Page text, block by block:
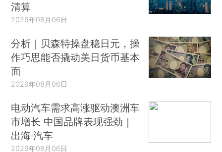
清算
2026年08月06日
分析｜贝森特操盘稳日元，操
作巧思能否撬动美日货币基本
面
2026年08月06日
电动汽车需求高涨驱动澳洲车
市增长 中国品牌表现强劲｜
出海·汽车
2026年08月06日